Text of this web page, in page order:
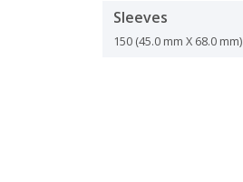
Sleeves
150 (45.0 mm X 68.0 mm)